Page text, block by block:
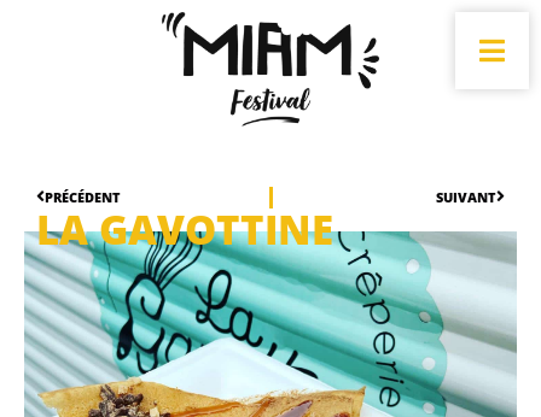
PRÉCÉDENT SUIVANT
LA GAVOTTINE